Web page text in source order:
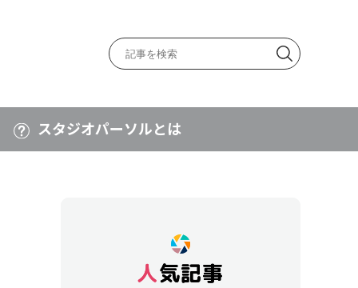
スタジオパーソルとは
人気記事
人気記事